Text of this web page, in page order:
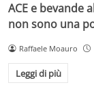
ACE e bevande
non sono una
Raffaele Moauro
Leggi di più